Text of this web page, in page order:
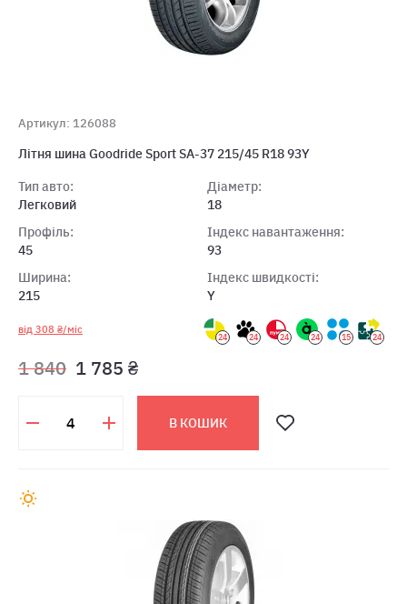
Артикул: 126088
Літня шина Goodride Sport SA-37 215/45 R18 93Y
Тип авто:
Легковий
Профіль:
45
Ширина:
215
Діаметр:
18
Індекс навантаження:
93
Індекс швидкості:
Y
від 308 ₴/міс
24 24 24 24 15 24
1 840 1 785 ₴
В КОШИК